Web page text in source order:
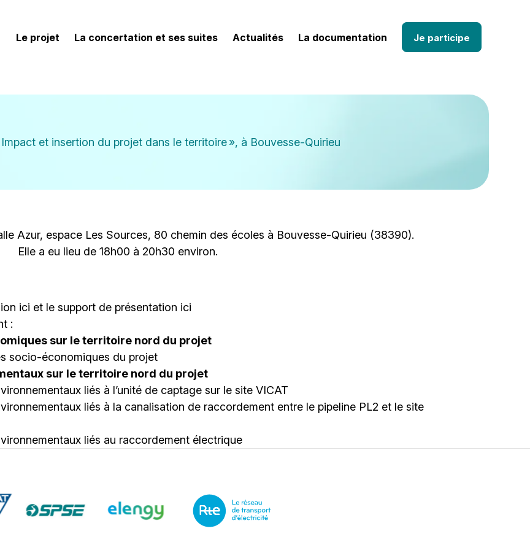
Le projet La concertation et ses suites Actualités La documentation Je participe
et insertion du projet dans le territoire », à Bouvesse-Quirieu
Azur, espace Les Sources, 80 chemin des écoles à Bouvesse-Quirieu (38390).
Elle a eu lieu de 18h00 à 20h30 environ.
ici et le support de présentation ici
:
sur le territoire nord du projet
socio-économiques du projet
sur le territoire nord du projet
liés à l’unité de captage sur le site VICAT
liés à la canalisation de raccordement entre le pipeline PL2 et le site
liés au raccordement électrique